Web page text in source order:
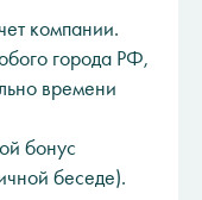
компании.
города РФ,
времени
бонус
беседе).